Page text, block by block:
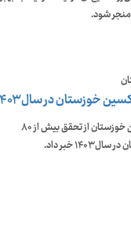
منجر شود.
مدیر سیستم ها و استراتژی سازمانی شرکت فولاد اکسین خوزستان از تحقق بیش از ۸۰
خبر داد.